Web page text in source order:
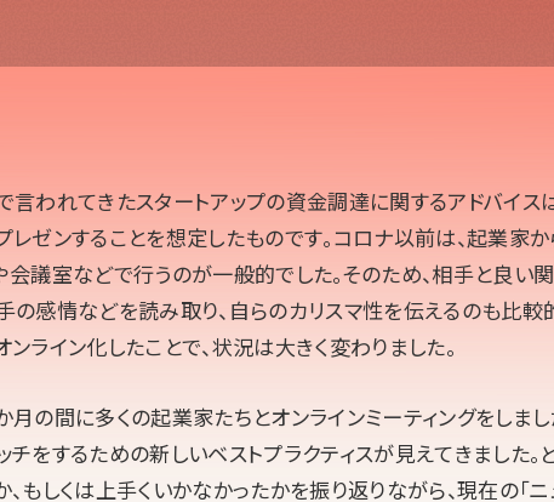
言われてきたスタートアップの資金調達に関するアドバイス
レゼンすることを想定したものです。コロナ以前は、起業家
会議室などで行うのが一般的でした。そのため、相手と良い
の感情などを読み取り、自らのカリスマ性を伝えるのも比較
ンライン化したことで、状況は大きく変わりました。
月の間に多くの起業家たちとオンラインミーティングをしまし
チをするための新しいベストプラクティスが見えてきました。
、もしくは上手くいかなかったかを振り返りながら、現在の「ニ